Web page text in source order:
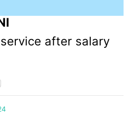
after salary